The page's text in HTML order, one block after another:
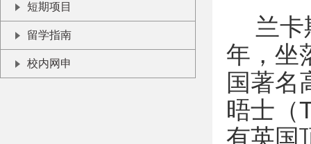
短期项目
留学指南
校内网申
兰
年，坐
国著名
晤士（
有英国